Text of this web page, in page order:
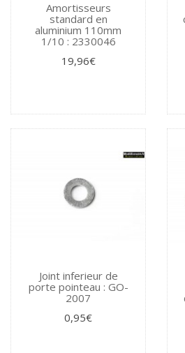
Amortisseurs
standard en
aluminium 110mm
1/10 : 2330046
19,96€
Joint inferieur de
porte pointeau : GO-
2007
0,95€